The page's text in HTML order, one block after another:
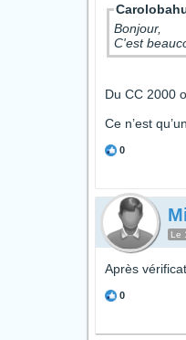
Bonjour,
C'est
Du CC 2000
Ce n’est
0
Le
Après
0